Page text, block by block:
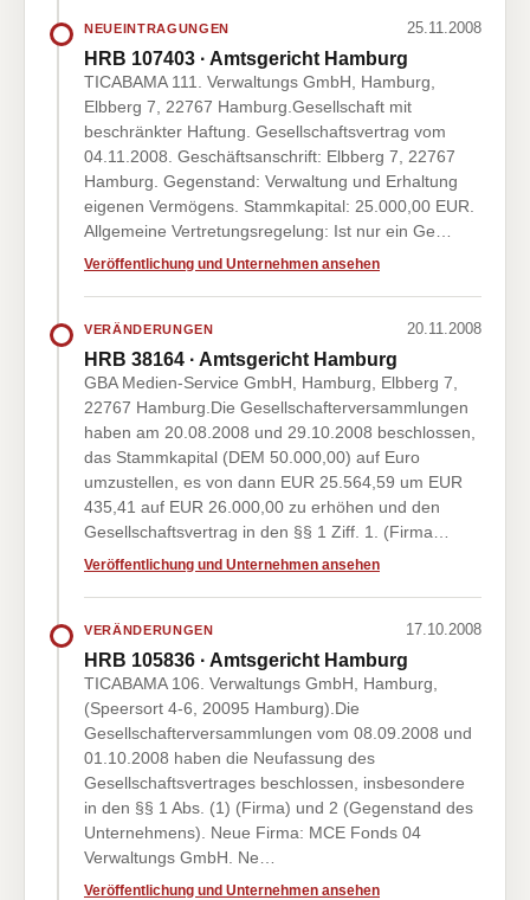
NEUEINTRAGUNGEN 25.11.2008
HRB 107403 · Amtsgericht Hamburg
TICABAMA 111. Verwaltungs GmbH, Hamburg,
Elbberg 7, 22767 Hamburg.Gesellschaft mit
beschränkter Haftung. Gesellschaftsvertrag vom
04.11.2008. Geschäftsanschrift: Elbberg 7, 22767
Hamburg. Gegenstand: Verwaltung und Erhaltung
eigenen Vermögens. Stammkapital: 25.000,00 EUR.
Allgemeine Vertretungsregelung: Ist nur ein Ge…
Veröffentlichung und Unternehmen ansehen
VERÄNDERUNGEN 20.11.2008
HRB 38164 · Amtsgericht Hamburg
GBA Medien-Service GmbH, Hamburg, Elbberg 7,
22767 Hamburg.Die Gesellschafterversammlungen
haben am 20.08.2008 und 29.10.2008 beschlossen,
das Stammkapital (DEM 50.000,00) auf Euro
umzustellen, es von dann EUR 25.564,59 um EUR
435,41 auf EUR 26.000,00 zu erhöhen und den
Gesellschaftsvertrag in den §§ 1 Ziff. 1. (Firma…
Veröffentlichung und Unternehmen ansehen
VERÄNDERUNGEN 17.10.2008
HRB 105836 · Amtsgericht Hamburg
TICABAMA 106. Verwaltungs GmbH, Hamburg,
(Speersort 4-6, 20095 Hamburg).Die
Gesellschafterversammlungen vom 08.09.2008 und
01.10.2008 haben die Neufassung des
Gesellschaftsvertrages beschlossen, insbesondere
in den §§ 1 Abs. (1) (Firma) und 2 (Gegenstand des
Unternehmens). Neue Firma: MCE Fonds 04
Verwaltungs GmbH. Ne…
Veröffentlichung und Unternehmen ansehen